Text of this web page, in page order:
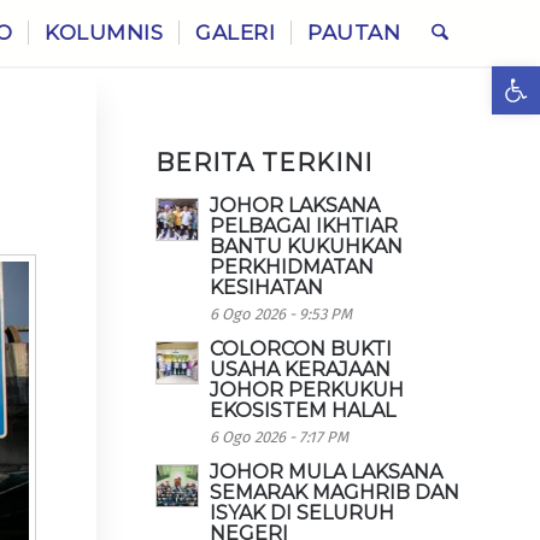
KOLUMNIS GALERI PAUTAN
BERITA TERKINI
JOHOR LAKSANA
PELBAGAI IKHTIAR
BANTU KUKUHKAN
PERKHIDMATAN
KESIHATAN
6 Ogo 2026 - 9:53 PM
COLORCON BUKTI
USAHA KERAJAAN
JOHOR PERKUKUH
EKOSISTEM HALAL
6 Ogo 2026 - 7:17 PM
JOHOR MULA LAKSANA
SEMARAK MAGHRIB DAN
ISYAK DI SELURUH
NEGERI